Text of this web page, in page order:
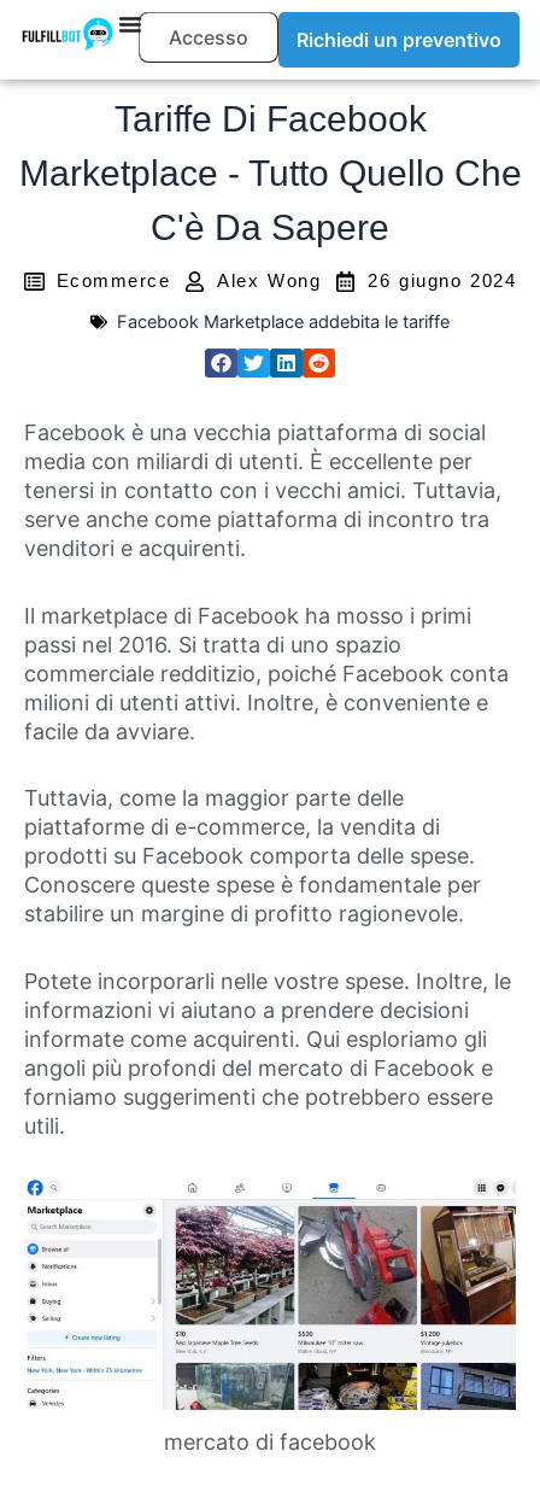
Accesso Richiedi un preventivo
Tariffe Di Facebook
Marketplace - Tutto Quello Che
C'è Da Sapere
Ecommerce Alex Wong 26 giugno 2024
Facebook Marketplace addebita le tariffe
Facebook è una vecchia piattaforma di social
media con miliardi di utenti. È eccellente per
tenersi in contatto con i vecchi amici. Tuttavia,
serve anche come piattaforma di incontro tra
venditori e acquirenti.
Il marketplace di Facebook ha mosso i primi
passi nel 2016. Si tratta di uno spazio
commerciale redditizio, poiché Facebook conta
milioni di utenti attivi. Inoltre, è conveniente e
facile da avviare.
Tuttavia, come la maggior parte delle
piattaforme di e-commerce, la vendita di
prodotti su Facebook comporta delle spese.
Conoscere queste spese è fondamentale per
stabilire un margine di profitto ragionevole.
Potete incorporarli nelle vostre spese. Inoltre, le
informazioni vi aiutano a prendere decisioni
informate come acquirenti. Qui esploriamo gli
angoli più profondi del mercato di Facebook e
forniamo suggerimenti che potrebbero essere
utili.
mercato di facebook